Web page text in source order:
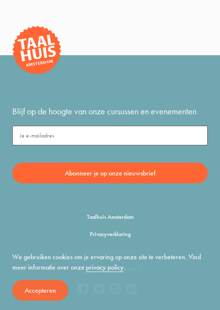
We gebruiken cookies om je ervaring op onze site te verbeteren. Vind
meer informatie over onzeprivacy policy.
Accepteren
Blijf op de hoogte van onze cursussen en evenementen
Taalhuis Amsterdam
Privacyverklaring
info@taalhuisamsterdam.nl